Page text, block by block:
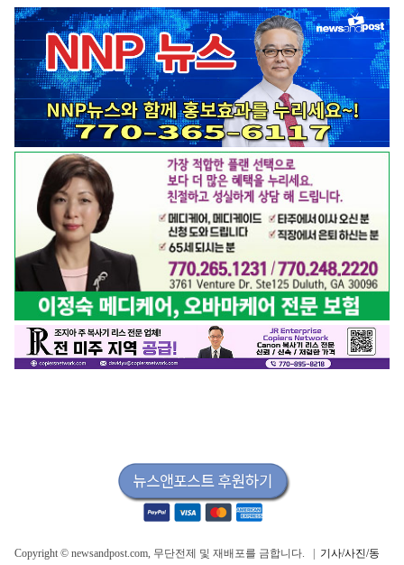
Copyright © newsandpost.com, 무단전제 및 재배포를 금합니다. | 기사/사진/동